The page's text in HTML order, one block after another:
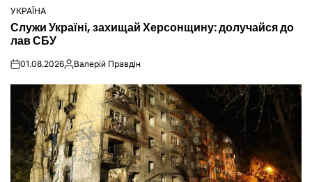
ОПУБЛІКУВАТИ
У
УКРАЇНА
Служи Україні, захищай Херсонщину: долучайся до
лав СБУ
on01.08.2026Опубліковано
Валерій Правдін